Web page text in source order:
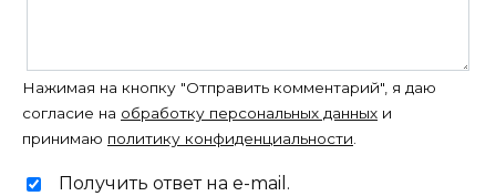
Нажимая на кнопку "Отправить комментарий", я даю
согласие на обработку персональных данных и
принимаю политику конфиденциальности
Получить ответ на e-mail.